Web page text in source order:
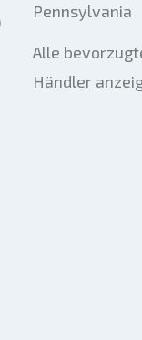
Pennsylvania
Alle
Händler